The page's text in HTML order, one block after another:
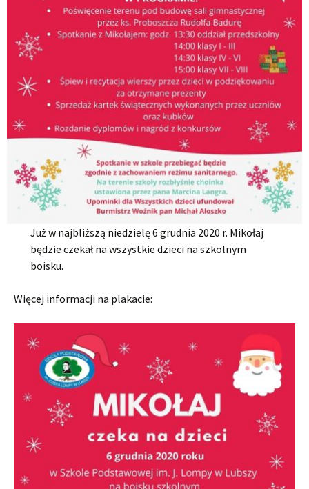
Już w najbliższą niedzielę 6 grudnia 2020 r. Mikołaj
będzie czekał na wszystkie dzieci na szkolnym
boisku.
Więcej informacji na plakacie: